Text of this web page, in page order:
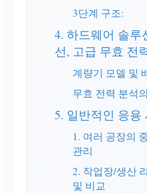
태양광 PV 시스템 에너
전기 사용량 모니터
PV 히터 제어 시스템
홈 자동화
공장 에너지 모니터링
스토어
리소스
제품 빠른 시작
문서
뉴스
블로그
커뮤니티
기여자 센터
IAMMETER 활동
포럼
App Store
솔루션
문의
회사 소개
3단계 구조:
4. 하드웨어 솔루
선, 고급 무효 전
계량기 모델 및
무효 전력 분석
5. 일반적인 응용
1. 여러 공장의
관리
2. 작업장/생산
및 비교